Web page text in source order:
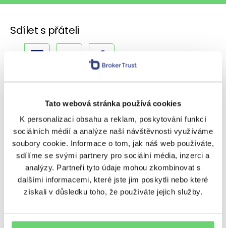
Tato webová stránka používá cookies
K personalizaci obsahu a reklam, poskytování funkcí
sociálních médií a analýze naší návštěvnosti využíváme
soubory cookie. Informace o tom, jak náš web používáte,
sdílíme se svými partnery pro sociální média, inzerci a
analýzy. Partneři tyto údaje mohou zkombinovat s
dalšími informacemi, které jste jim poskytli nebo které
získali v důsledku toho, že používáte jejich služby.
Sdílet s přáteli
BeTy Nezařazené
Ostatní
Podcasty
Poradenství
Regiony
Rizika
Úvěrování
Výnosy
Vzdělávání
Zpravodaj